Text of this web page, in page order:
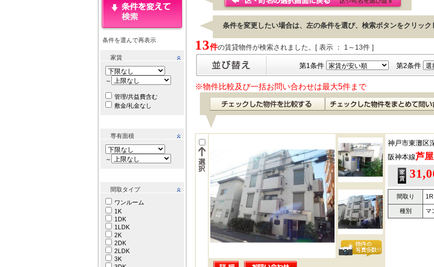
条件を選んで再表示
家賃
～
管理/共益費含む
敷金/礼金なし
専有面積
～
間取タイプ
ワンルーム
1K
1DK
1LDK
2K
2DK
2LDK
3K
条件を変更したい場合は、左の条件を選び、検索ボタンをクリック
13件の賃貸物件が検索されました。[ 表示 ： 1～13件 ]
第1条件 第2条件
※物件比較及び一括お問い合わせは最大5件まで
神戸市東灘区
阪神本線芦屋
間取り 1R
種別 マ